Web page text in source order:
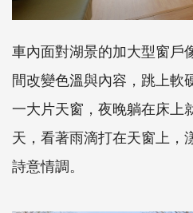
車內面對湖景的加大型窗戶
間改變色溫與內容，跳上軟
一大片天窗，夜晚躺在床上
天，看著雨滴打在天窗上，
詩意情調。